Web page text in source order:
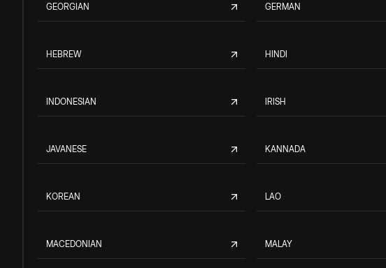
GEORGIAN GERMAN
HEBREW HINDI
INDONESIAN IRISH
JAVANESE KANNADA
KOREAN LAO
MACEDONIAN MALAY